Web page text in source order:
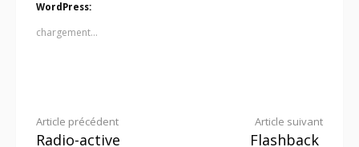
WordPress:
chargement…
Lire
Article précédent
Radio-active
Article suivant
Flashback